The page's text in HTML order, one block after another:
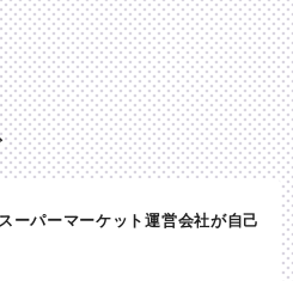
ーパーマーケット運営会社が自己